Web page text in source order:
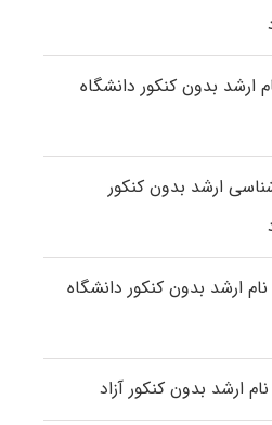
ارشد بدون کنکور دانشگاه
ارشد بدون کنکور
ارشد بدون کنکور دانشگاه
ارشد بدون کنکور آزاد